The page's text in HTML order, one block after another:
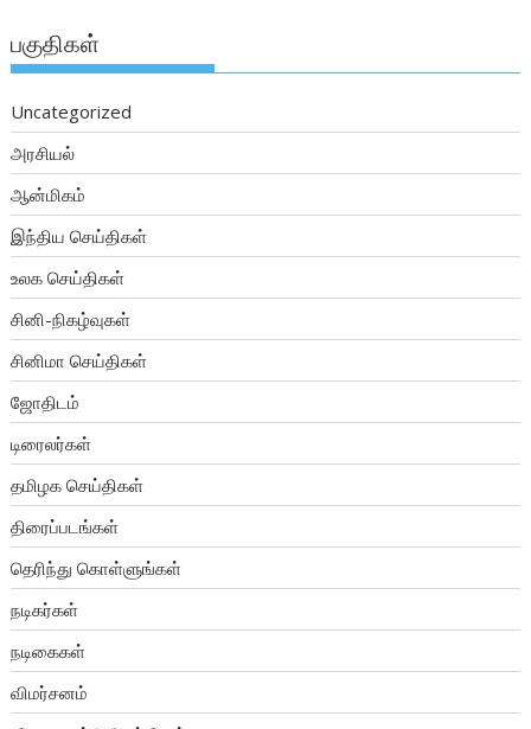
பகுதிகள்
Uncategorized
அரசியல்
ஆன்மிகம்
இந்திய செய்திகள்
உலக செய்திகள்
சினி-நிகழ்வுகள்
சினிமா செய்திகள்
ஜோதிடம்
டிரைலர்கள்
தமிழக செய்திகள்
திரைப்படங்கள்
தெரிந்து கொள்ளுங்கள்
நடிகர்கள்
நடிகைகள்
விமர்சனம்